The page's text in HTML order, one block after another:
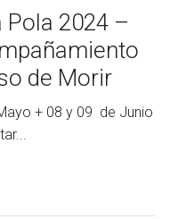
Pola 2024 –
de Morir
+ 08 y 09 de Junio